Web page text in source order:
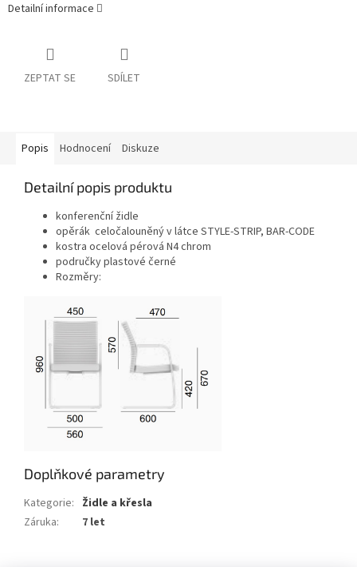
Detailní informace
ZEPTAT SE SDÍLET
Popis Hodnocení Diskuze
Detailní popis produktu
konferenční židle
opěrák celočalouněný v látce STYLE-STRIP, BAR-CODE
kostra ocelová pérová N4 chrom
područky plastové černé
Rozměry:
Doplňkové parametry
Kategorie: Židle a křesla
Záruka: 7 let